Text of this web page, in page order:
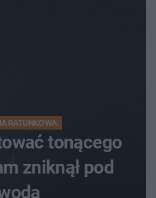
RATUNKOWA
tonącego
zniknął pod